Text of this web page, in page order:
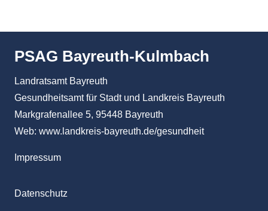
PSAG Bayreuth-Kulmbach
Landratsamt Bayreuth
Gesundheitsamt für Stadt und Landkreis Bayreuth
Markgrafenallee 5, 95448 Bayreuth
Web: www.landkreis-bayreuth.de/gesundheit
Impressum
Datenschutz